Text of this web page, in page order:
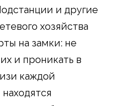
и другие
хозяйства
на замки: не
и проникать в
каждой